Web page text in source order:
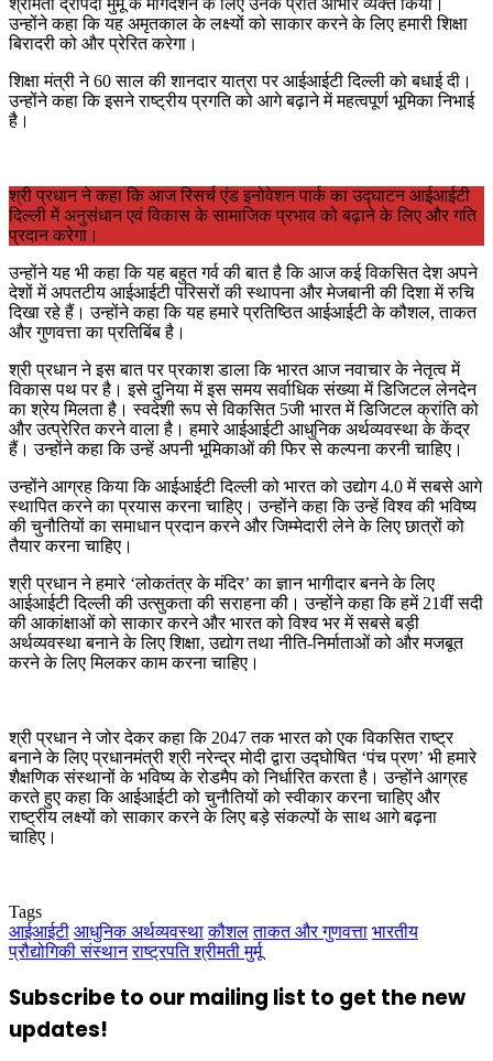
उन्होंने कहा कि यह अमृतकाल के लक्ष्यों को साकार करने के लिए हमारी शिक्षा
बिरादरी को और प्रेरित करेगा।
शिक्षा मंत्री ने 60 साल की शानदार यात्रा पर आईआईटी दिल्ली को बधाई दी।
उन्होंने कहा कि इसने राष्ट्रीय प्रगति को आगे बढ़ाने में महत्वपूर्ण भूमिका निभाई
है।
श्री प्रधान ने कहा कि आज रिसर्च एंड इनोवेशन पार्क का उद्घाटन आईआईटी
दिल्ली में अनुसंधान एवं विकास के सामाजिक प्रभाव को बढ़ाने के लिए और गति
प्रदान करेगा।
उन्होंने यह भी कहा कि यह बहुत गर्व की बात है कि आज कई विकसित देश अपने
देशों में अपतटीय आईआईटी परिसरों की स्थापना और मेजबानी की दिशा में रुचि
दिखा रहे हैं। उन्होंने कहा कि यह हमारे प्रतिष्ठित आईआईटी के कौशल, ताकत
और गुणवत्ता का प्रतिबिंब है।
श्री प्रधान ने इस बात पर प्रकाश डाला कि भारत आज नवाचार के नेतृत्व में
विकास पथ पर है। इसे दुनिया में इस समय सर्वाधिक संख्या में डिजिटल लेनदेन
का श्रेय मिलता है। स्वदेशी रूप से विकसित 5जी भारत में डिजिटल क्रांति को
और उत्प्रेरित करने वाला है। हमारे आईआईटी आधुनिक अर्थव्यवस्था के केंद्र
हैं। उन्होंने कहा कि उन्हें अपनी भूमिकाओं की फिर से कल्पना करनी चाहिए।
उन्होंने आग्रह किया कि आईआईटी दिल्ली को भारत को उद्योग 4.0 में सबसे आगे
स्थापित करने का प्रयास करना चाहिए। उन्होंने कहा कि उन्हें विश्व की भविष्य
की चुनौतियों का समाधान प्रदान करने और जिम्मेदारी लेने के लिए छात्रों को
तैयार करना चाहिए।
श्री प्रधान ने हमारे ‘लोकतंत्र के मंदिर’ का ज्ञान भागीदार बनने के लिए
आईआईटी दिल्ली की उत्सुकता की सराहना की। उन्होंने कहा कि हमें 21वीं सदी
की आकांक्षाओं को साकार करने और भारत को विश्व भर में सबसे बड़ी
अर्थव्यवस्था बनाने के लिए शिक्षा, उद्योग तथा नीति-निर्माताओं को और मजबूत
करने के लिए मिलकर काम करना चाहिए।
श्री प्रधान ने जोर देकर कहा कि 2047 तक भारत को एक विकसित राष्ट्र
बनाने के लिए प्रधानमंत्री श्री नरेन्द्र मोदी द्वारा उद्घोषित ‘पंच प्रण’ भी हमारे
शैक्षणिक संस्थानों के भविष्य के रोडमैप को निर्धारित करता है। उन्होंने आग्रह
करते हुए कहा कि आईआईटी को चुनौतियों को स्वीकार करना चाहिए और
राष्ट्रीय लक्ष्यों को साकार करने के लिए बड़े संकल्पों के साथ आगे बढ़ना
चाहिए।
Tags
आईआईटी आधुनिक अर्थव्यवस्था कौशल ताकत और गुणवत्ता भारतीय
प्रौद्योगिकी संस्थान राष्ट्रपति श्रीमती मुर्मू
Subscribe to our mailing list to get the new
updates!